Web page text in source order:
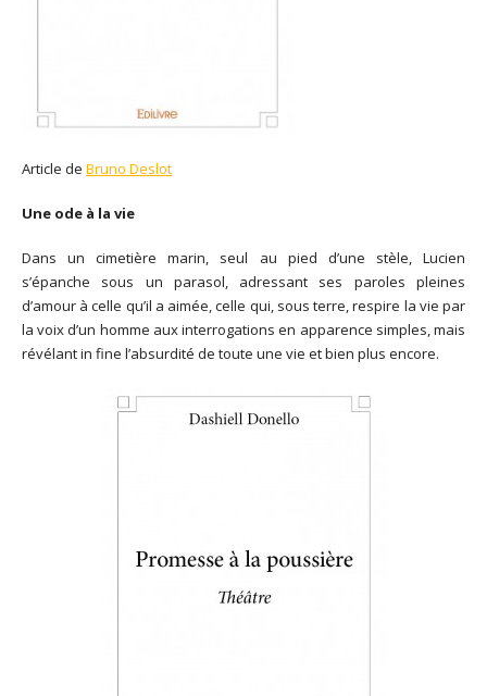
Article de Bruno Deslot
Une ode à la vie
Dans un cimetière marin, seul au pied d’une stèle, Lucien
s’épanche sous un parasol, adressant ses paroles pleines
d’amour à celle qu’il a aimée, celle qui, sous terre, respire la vie par
la voix d’un homme aux interrogations en apparence simples, mais
révélant in fine l’absurdité de toute une vie et bien plus encore.